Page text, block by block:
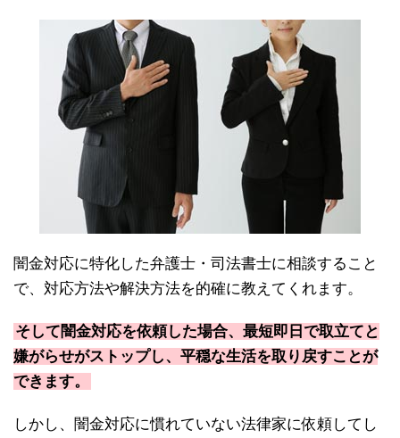
闇金対応に特化した弁護士・司法書士に相談すること
で、対応方法や解決方法を的確に教えてくれます。
そして闇金対応を依頼した場合、最短即日で取立てと
嫌がらせがストップし、平穏な生活を取り戻すことが
できます。
しかし、闇金対応に慣れていない法律家に依頼してし